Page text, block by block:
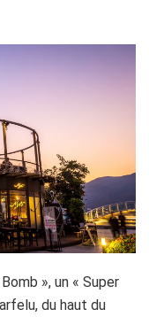
», un « Super
du haut du